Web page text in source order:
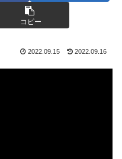
コピー
2022.09.15 2022.09.16